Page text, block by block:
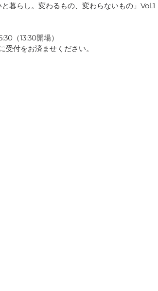
暮らし。変わるもの、変わらないもの」Vol.1
（13:30開場）
付をお済ませください。